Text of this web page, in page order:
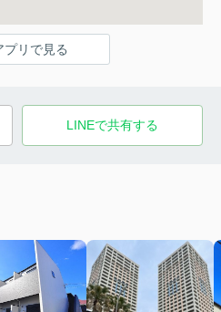
プリで見る
LINEで共有する